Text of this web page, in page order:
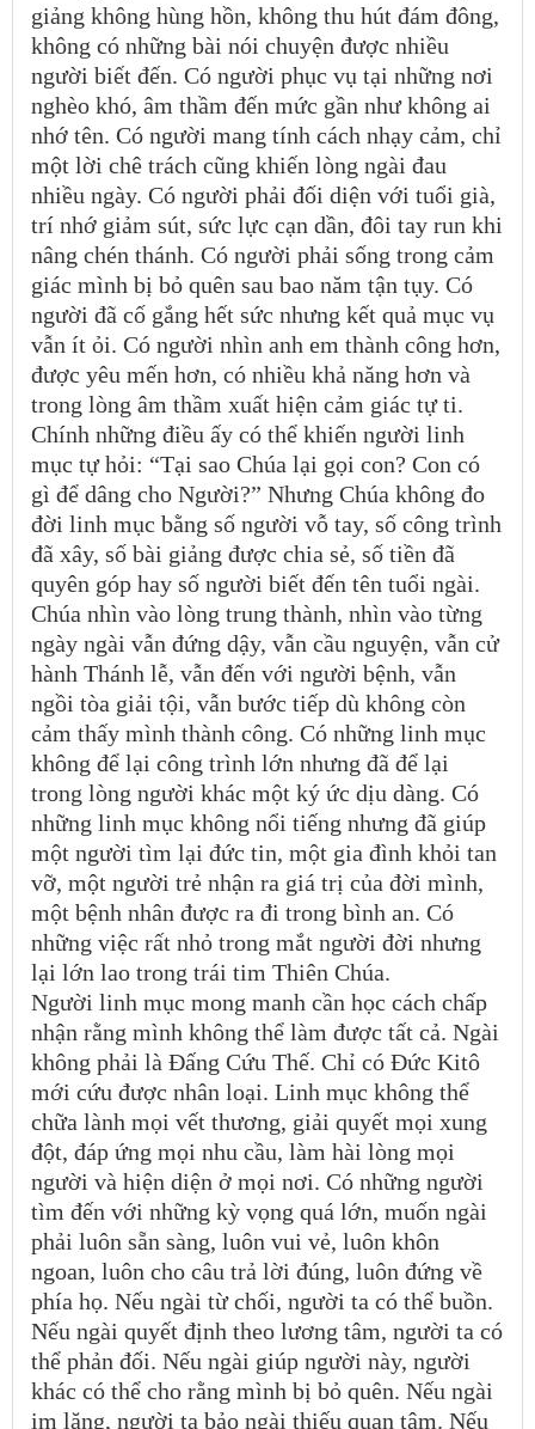
giảng không hùng hồn, không thu hút đám đông,
không có những bài nói chuyện được nhiều
người biết đến. Có người phục vụ tại những nơi
nghèo khó, âm thầm đến mức gần như không ai
nhớ tên. Có người mang tính cách nhạy cảm, chỉ
một lời chê trách cũng khiến lòng ngài đau
nhiều ngày. Có người phải đối diện với tuổi già,
trí nhớ giảm sút, sức lực cạn dần, đôi tay run khi
nâng chén thánh. Có người phải sống trong cảm
giác mình bị bỏ quên sau bao năm tận tụy. Có
người đã cố gắng hết sức nhưng kết quả mục vụ
vẫn ít ỏi. Có người nhìn anh em thành công hơn,
được yêu mến hơn, có nhiều khả năng hơn và
trong lòng âm thầm xuất hiện cảm giác tự ti.
Chính những điều ấy có thể khiến người linh
mục tự hỏi: “Tại sao Chúa lại gọi con? Con có
gì để dâng cho Người?” Nhưng Chúa không đo
đời linh mục bằng số người vỗ tay, số công trình
đã xây, số bài giảng được chia sẻ, số tiền đã
quyên góp hay số người biết đến tên tuổi ngài.
Chúa nhìn vào lòng trung thành, nhìn vào từng
ngày ngài vẫn đứng dậy, vẫn cầu nguyện, vẫn cử
hành Thánh lễ, vẫn đến với người bệnh, vẫn
ngồi tòa giải tội, vẫn bước tiếp dù không còn
cảm thấy mình thành công. Có những linh mục
không để lại công trình lớn nhưng đã để lại
trong lòng người khác một ký ức dịu dàng. Có
những linh mục không nổi tiếng nhưng đã giúp
một người tìm lại đức tin, một gia đình khỏi tan
vỡ, một người trẻ nhận ra giá trị của đời mình,
một bệnh nhân được ra đi trong bình an. Có
những việc rất nhỏ trong mắt người đời nhưng
lại lớn lao trong trái tim Thiên Chúa.
Người linh mục mong manh cần học cách chấp
nhận rằng mình không thể làm được tất cả. Ngài
không phải là Đấng Cứu Thế. Chỉ có Đức Kitô
mới cứu được nhân loại. Linh mục không thể
chữa lành mọi vết thương, giải quyết mọi xung
đột, đáp ứng mọi nhu cầu, làm hài lòng mọi
người và hiện diện ở mọi nơi. Có những người
tìm đến với những kỳ vọng quá lớn, muốn ngài
phải luôn sẵn sàng, luôn vui vẻ, luôn khôn
ngoan, luôn cho câu trả lời đúng, luôn đứng về
phía họ. Nếu ngài từ chối, người ta có thể buồn.
Nếu ngài quyết định theo lương tâm, người ta có
thể phản đối. Nếu ngài giúp người này, người
khác có thể cho rằng mình bị bỏ quên. Nếu ngài
im lặng, người ta bảo ngài thiếu quan tâm. Nếu